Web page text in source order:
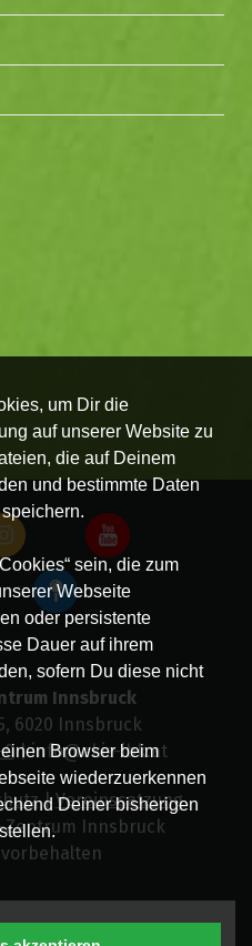
um Dir die
auf unserer Website zu
die auf Deinem
und bestimmte Daten
sein, die zum
Webseite
oder persistente
Dauer auf ihrem
sofern Du diese nicht
Browser beim
wiederzuerkennen
Deiner bisherigen
Innsbruck
6020 Innsbruck
0| info@ekiz-ibk.at
|Vereinssatzung
Innsbruck